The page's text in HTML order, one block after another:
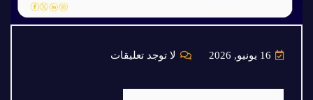
لا توجد تعليقات